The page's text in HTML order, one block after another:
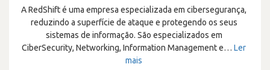
A RedShift é uma empresa especializada em cibersegurança,
reduzindo a superfície de ataque e protegendo os seus
sistemas de informação. São especializados em
CiberSecurity, Networking, Information Management e… Ler
mais